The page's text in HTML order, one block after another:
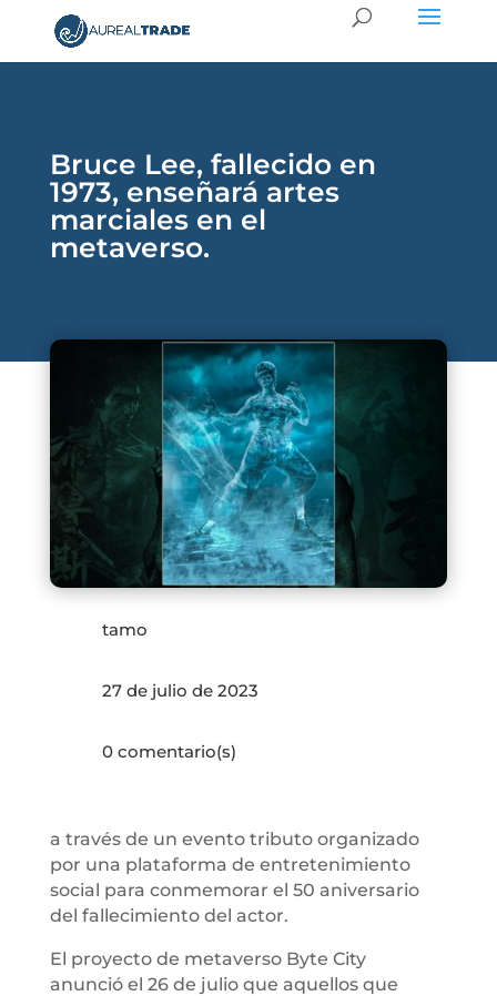
Bruce Lee, fallecido en
1973, enseñará artes
marciales en el
metaverso.
tamo
27 de julio de 2023
0 comentario(s)
a través de un evento tributo organizado
por una plataforma de entretenimiento
social para conmemorar el 50 aniversario
del fallecimiento del actor.
El proyecto de metaverso Byte City
anunció el 26 de julio que aquellos que